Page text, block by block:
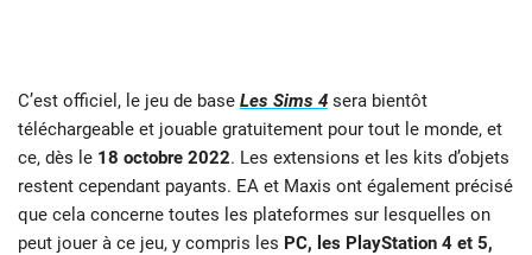
C’est officiel, le jeu de base Les Sims 4 sera bientôt
téléchargeable et jouable gratuitement pour tout le monde, et
ce, dès le 18 octobre 2022. Les extensions et les kits d’objets
restent cependant payants. EA et Maxis ont également précisé
que cela concerne toutes les plateformes sur lesquelles on
peut jouer à ce jeu, y compris les PC, les PlayStation 4 et 5,